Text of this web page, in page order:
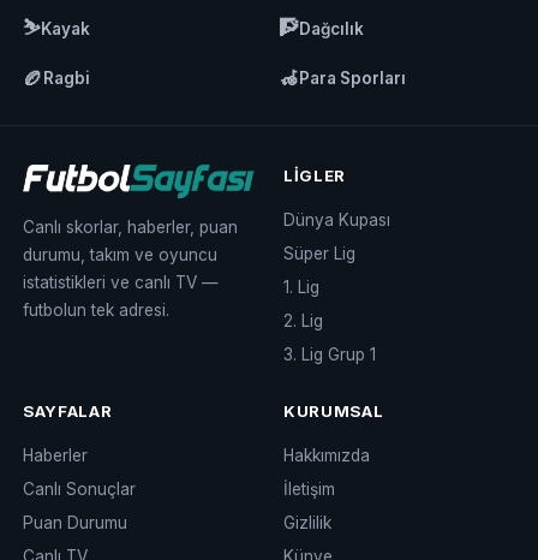
⛷️Kayak 🧗Dağcılık
🏉 Ragbi 🦽Para Sporları
Canlı skorlar, haberler, puan
durumu, takım ve oyuncu
istatistikleri ve canlı TV —
futbolun tek adresi.
LIGLER
Dünya Kupası
Süper Lig
1. Lig
2. Lig
3. Lig Grup 1
SAYFALAR
Haberler
Canlı Sonuçlar
Puan Durumu
KURUMSAL
Hakkımızda
İletişim
Gizlilik